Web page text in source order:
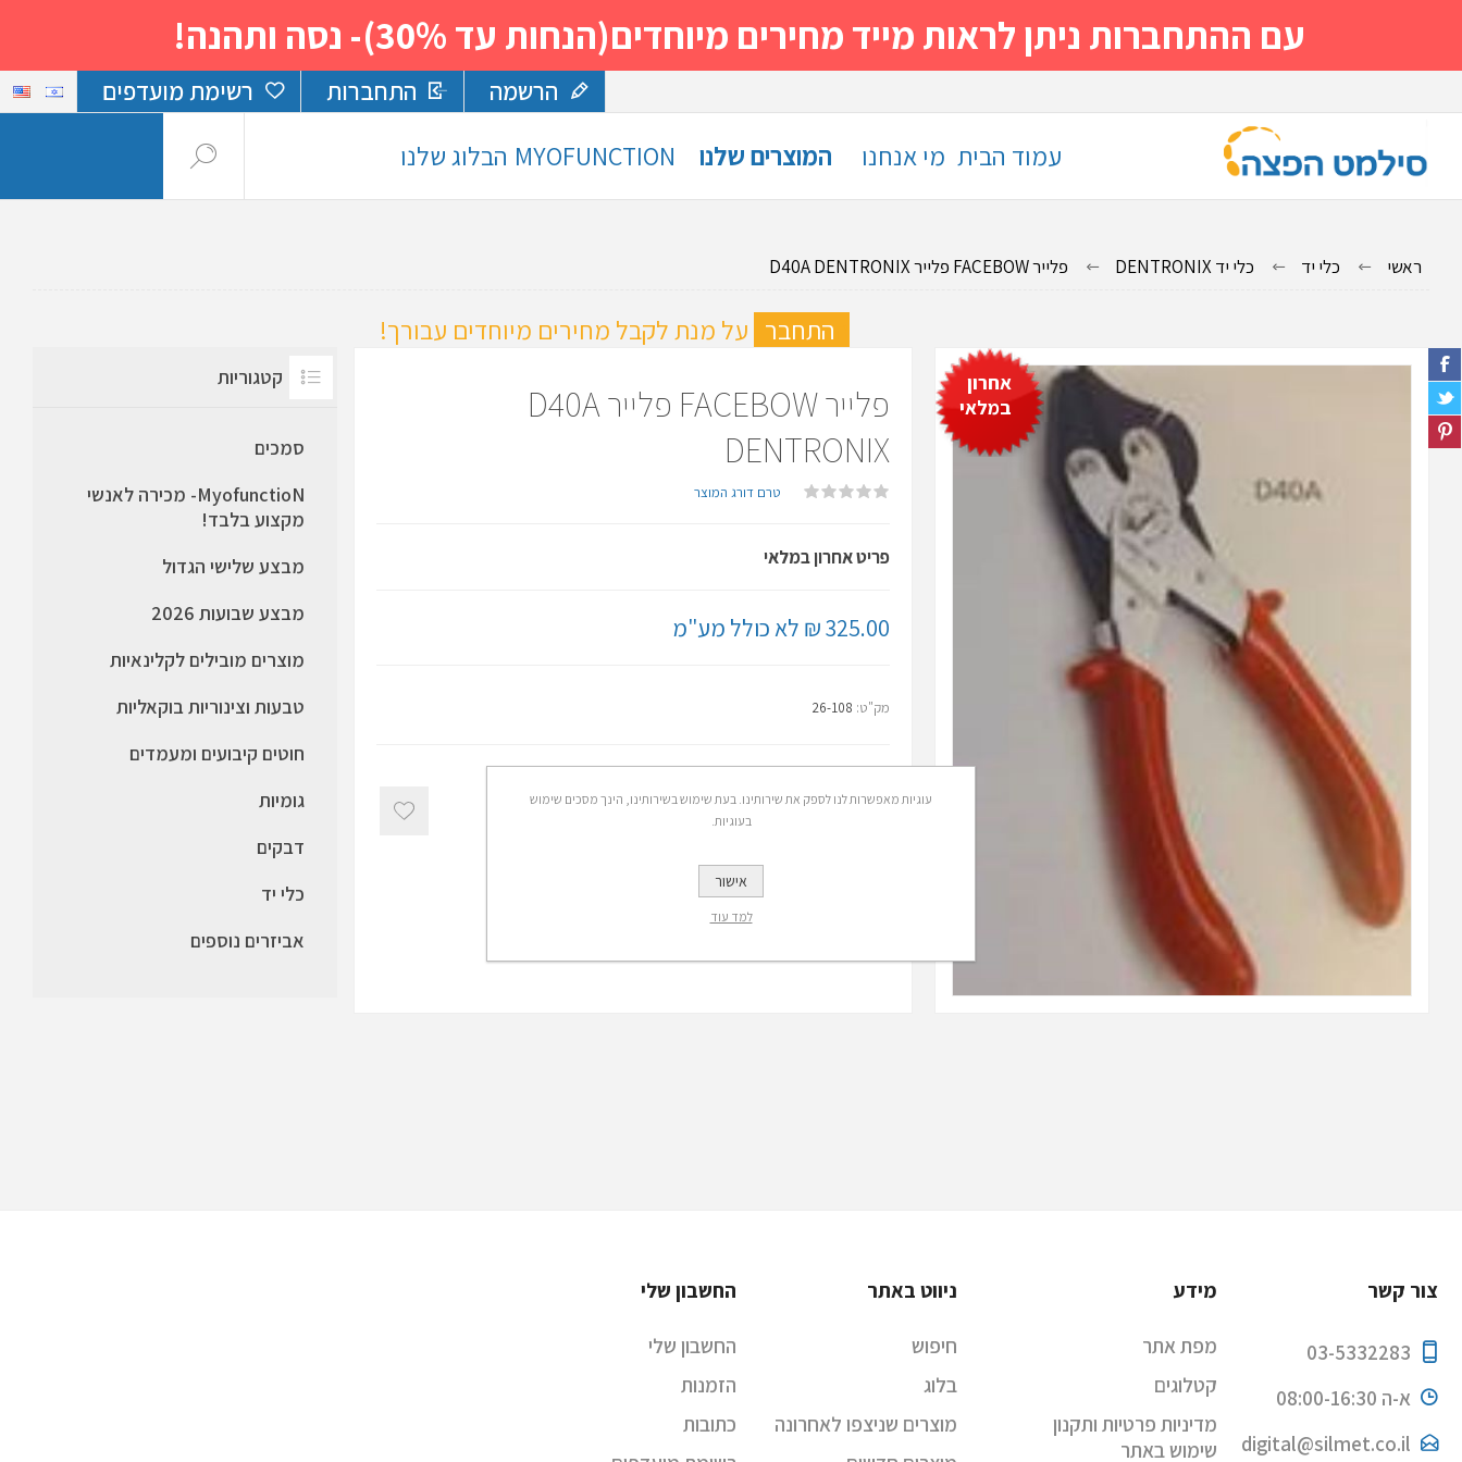
עם ההתחברות ניתן לראות מייד מחירים מיוחדים(הנחות עד 30%)- נסה ותהנה!
הרשמה התחברות רשימת מועדפים
עמוד הבית מי אנחנו המוצרים שלנו MYOFUNCTION הבלוג שלנו
ראשי כלי יד כלי יד DENTRONIX פלייר FACEBOW פלייר D40A DENTRONIX
התחבר על מנת לקבל מחירים מיוחדים עבורך!
אחרון
במלאי
פלייר FACEBOW פלייר D40A
DENTRONIX
טרם דורג המוצר
פריט אחרון במלאי
325.00 ₪ לא כולל מע"מ
מק"ט: 26-108
קטגוריות
סמכים
MyofunctioN- מכירה לאנשי
מקצוע בלבד!
מבצע שלישי הגדול
מבצע שבועות 2026
מוצרים מובילים לקלינאיות
טבעות וצינוריות בוקאליות
חוטים קיבועים ומעמדים
גומיות
דבקים
כלי יד
אביזרים נוספים
צור קשר
03-5332283
א-ה 08:00-16:30
digital@silmet.co.il
מידע
מפת אתר
קטלוגים
מדיניות פרטיות ותקנון
שימוש באתר
ניווט באתר
חיפוש
בלוג
מוצרים שניצפו לאחרונה
החשבון שלי
החשבון שלי
הזמנות
כתובות
עוגיות מאפשרות לנו לספק את שירותינו. בעת שימוש בשירותינו, הינך מסכים שימוש
בעוגיות.
אישור
למד עוד